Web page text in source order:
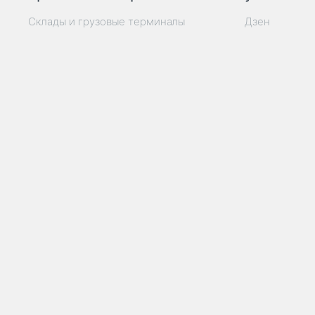
Склады и грузовые терминалы Дзен